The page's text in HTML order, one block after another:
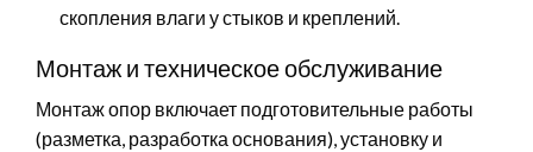
скопления влаги у стыков и креплений.
Монтаж и техническое обслуживание
Монтаж опор включает подготовительные работы
(разметка, разработка основания), установку и